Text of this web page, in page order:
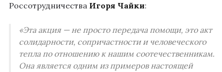
Россотрудничества Игоря Чайки:
«Эта акция — не просто передача помощи, это акт
солидарности, сопричастности и человеческого
тепла по отношению к нашим соотечественникам.
Она является одним из примеров настоящей